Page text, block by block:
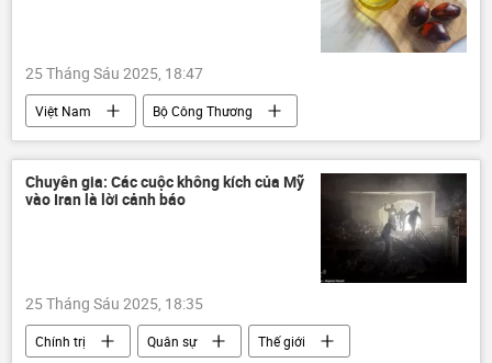
25 Tháng Sáu 2025, 18:47
Việt Nam
Bộ Công Thương
doanh nghiệp
Pháp luật
dầu ăn
sản xuất
Kinh tế
Bộ Y Tế Việt Nam
Chuyên gia: Các cuộc không kích của Mỹ
vào Iran là lời cảnh báo
25 Tháng Sáu 2025, 18:35
Chính trị Quân sự
Thế giới